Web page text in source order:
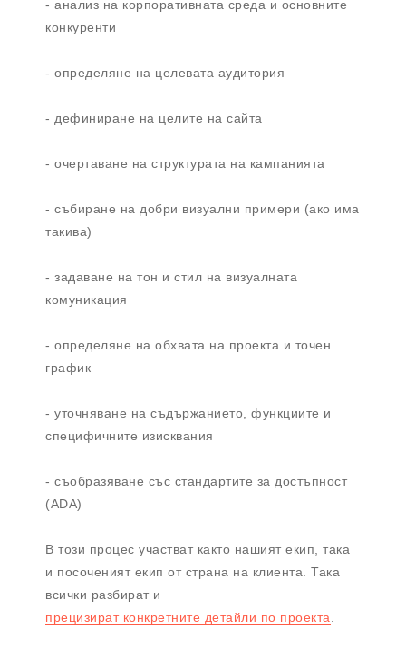
- анализ на корпоративната среда и основните
конкуренти
- определяне на целевата аудитория
- дефиниране на целите на сайта
- очертаване на структурата на кампанията
- събиране на добри визуални примери (ако има
такива)
- задаване на тон и стил на визуалната
комуникация
- определяне на обхвата на проекта и точен
график
- уточняване на съдържанието, функциите и
специфичните изисквания
- съобразяване със стандартите за достъпност
(ADA)
В този процес участват както нашият екип, така
и посоченият екип от страна на клиента. Така
всички разбират и
прецизират конкретните детайли по проекта.